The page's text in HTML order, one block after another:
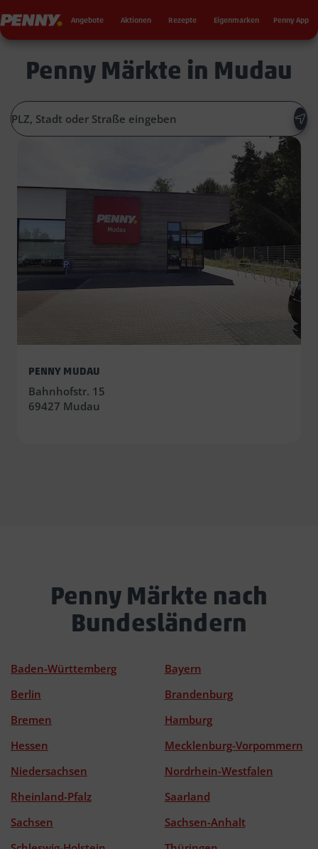
Penny Angebote Aktionen Rezepte Eigenmarken Penny App
Penny Märkte in Mudau
PENNY MUDAU
Bahnhofstr. 15
69427 Mudau
Penny Märkte nach
Bundesländern
Baden-Württemberg
Bayern
Berlin
Brandenburg
Bremen
Hamburg
Hessen
Mecklenburg-Vorpommern
Niedersachsen
Nordrhein-Westfalen
Rheinland-Pfalz
Saarland
Sachsen
Sachsen-Anhalt